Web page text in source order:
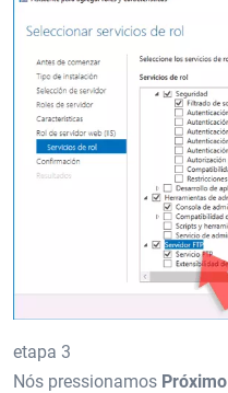
etapa 3
Nós pressionamos Próximo